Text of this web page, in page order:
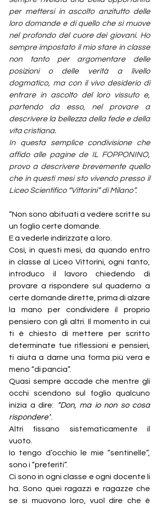
per mettersi in ascolto anzitutto delle
loro domande e di quello che si muove
nel profondo del cuore dei giovani. Ho
sempre impostato il mio stare in classe
non tanto per argomentare delle
posizioni o delle verità a livello
dogmatico, ma con il vivo desiderio di
entrare in ascolto del loro vissuto e,
partendo da esso, nel provare a
descrivere la bellezza della fede e della
vita cristiana.
In questa semplice condivisione che
affido alle pagine de IL FOPPONINO,
provo a descrivere brevemente quello
che in questi mesi sto vivendo presso il
Liceo Scientifico “Vittorini” di Milano”.
“Non sono abituati a vedere scritte su
un foglio certe domande.
E a vederle indirizzate a loro.
Così, in questi mesi, da quando entro
in classe al Liceo Vittorini, ogni tanto,
introduco il lavoro chiedendo di
provare a rispondere sul quaderno a
certe domande dirette, prima di alzare
la mano per condividere il proprio
pensiero con gli altri. Il momento in cui
ti è chiesto di mettere per scritto
determinate tue riflessioni e pensieri,
ti aiuta a darne una forma più vera e
meno “di pancia”.
Quasi sempre accade che mentre gli
occhi scendono sul foglio qualcuno
inizia a dire:
“Don, ma io non so cosa
rispondere”.
Altri fissano sistematicamente il
vuoto.
Io tengo d’occhio le mie “sentinelle”,
sono i “preferiti”.
Ci sono in ogni classe e ogni docente li
ha. Sono quei ragazzi e ragazze che
se si muovono loro, vuol dire che è